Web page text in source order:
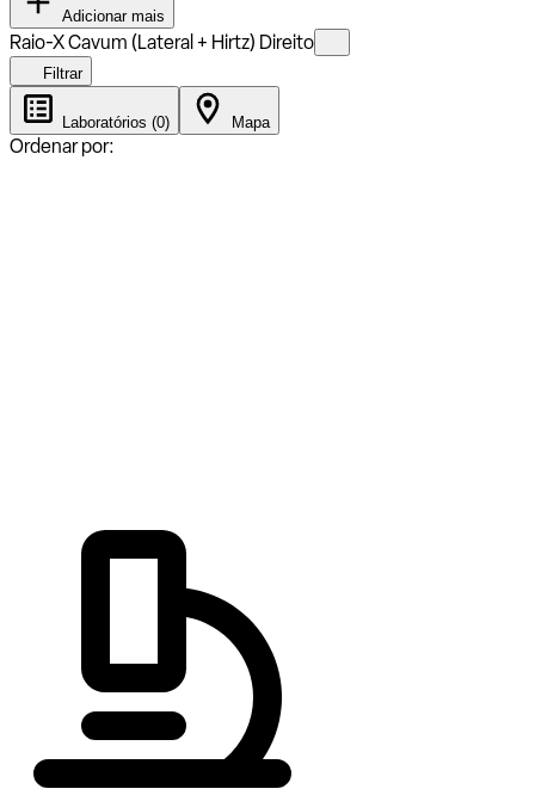
Adicionar mais
Raio-X Cavum (Lateral + Hirtz) Direito
Filtrar
Laboratórios (0) Mapa
Ordenar por: